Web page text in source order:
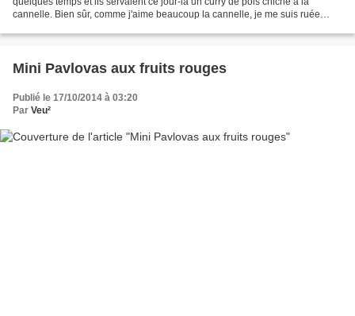
cannelle. Bien sûr, comme j'aime beaucoup la cannelle, je me suis ruée
Mini Pavlovas aux fruits rouges
Publié le 17/10/2014 à 03:20
Par Veu²